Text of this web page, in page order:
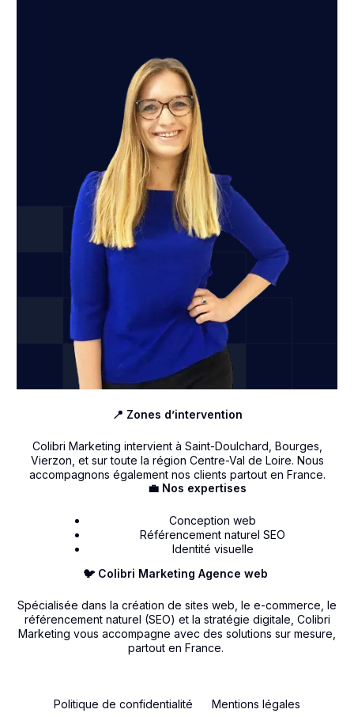
🐦 Colibri Marketing Agence web
Spécialisée dans la création de sites web, le e-commerce, le
référencement naturel (SEO) et la stratégie digitale, Colibri
Marketing vous accompagne avec des solutions sur mesure,
partout en France.
💼 Nos expertises
Conception web
Référencement naturel SEO
Identité visuelle
📍 Zones d’intervention
Colibri Marketing intervient à Saint-Doulchard, Bourges,
Vierzon, et sur toute la région Centre-Val de Loire. Nous
accompagnons également nos clients partout en France.
Politique de confidentialité Mentions légales